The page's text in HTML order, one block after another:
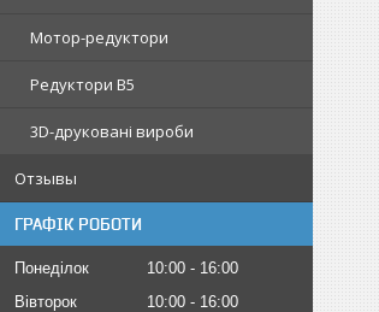
Мотор-редуктори
Редуктори B5
3D-друковані вироби
Отзывы
ГРАФІК РОБОТИ
Понеділок 10:00
16:00
Вівторок
10:00
16:00